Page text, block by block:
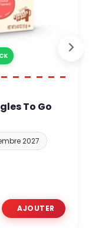
To Go
2027